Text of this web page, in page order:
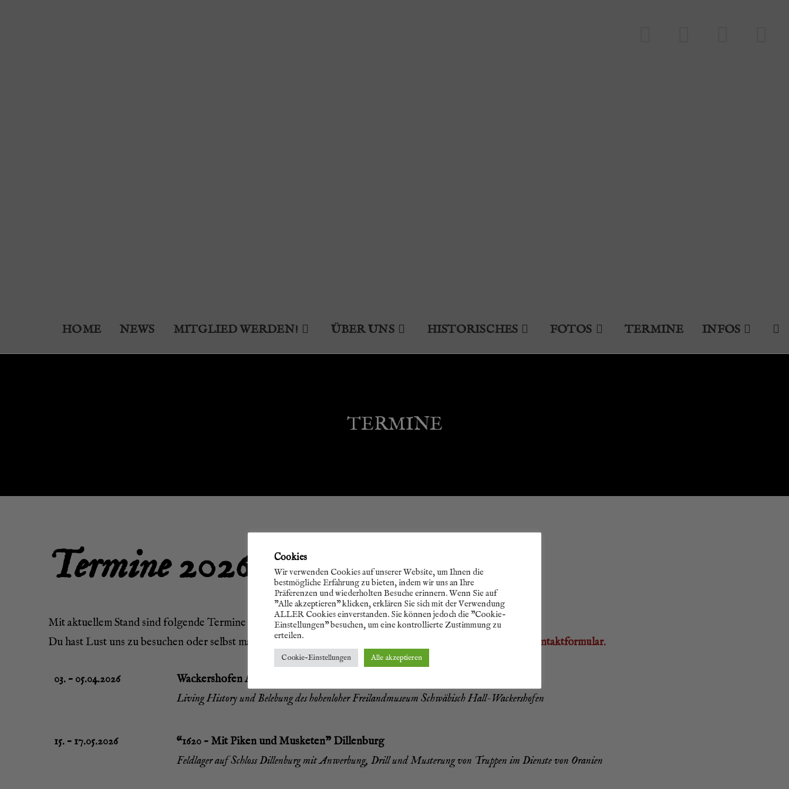
HOME NEWS MITGLIED WERDEN! ÜBER UNS HISTORISCHES FOTOS TERMINE INFOS
TERMINE
Ter­mi­ne 2026
Mit aktu­el­lem Stand sind fol­gen­de Ter­mi­ne für die Sai­son 2026 geplant.
Du hast Lust uns zu besu­chen oder selbst mal mit­zu­ma­chen? Kein Pro­blem, schrei­be uns ein­fach über das
Kon­takt­for­mu­lar.
03. – 05.04.2026
Wackers­ho­fen Anno Domi­ni 1626
Living Histo­ry und Bele­bung des hohen­lo­her Frei­land­mu­se­um Schwä­bisch Hall-Wackershofen
15. – 17.05.2026
“1620 – Mit Piken und Mus­ke­ten” Dil­len­burg
Feld­la­ger auf Schloss Dil­len­burg mit Anwer­bung, Drill und Mus­te­rung von Trup­pen im Diens­te von Oranien
Cookies
Wir verwenden Cookies auf unserer Website, um Ihnen die
bestmögliche Erfahrung zu bieten, indem wir uns an Ihre
Präferenzen und wiederholten Besuche erinnern. Wenn Sie auf
"Alle akzeptieren" klicken, erklären Sie sich mit der Verwendung
ALLER Cookies einverstanden. Sie können jedoch die "Cookie-
Einstellungen" besuchen, um eine kontrollierte Zustimmung zu
erteilen.
Cookie-Einstellungen Alle akzeptieren